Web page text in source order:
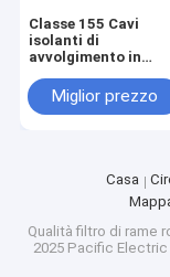
Classe 155 Cavi
isolanti di
avvolgimento in
apparecchiature
elettriche fino a una
Miglior prezzo
Casa
Qualitàfiltro di rame
2025 Pacific Electric